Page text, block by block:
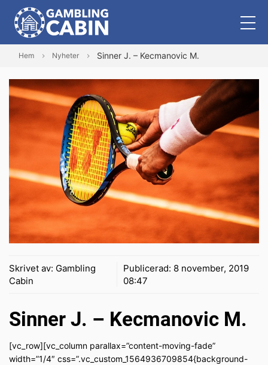
Hem Nyheter Sinner J. – Kecmanovic M.
Skrivet av: Gambling
Cabin
Publicerad: 8 november, 2019
08:47
Sinner J. – Kecmanovic M.
[vc_row][vc_column parallax=”content-moving-fade”
width=”1/4″ css=”.vc_custom_1564936709854{background-